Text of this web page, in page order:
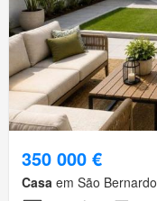
350 000 €
Casa em São